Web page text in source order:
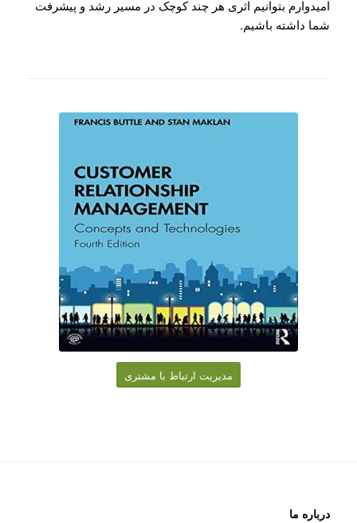
امیدوارم بتوانیم اثری هر چند کوچک در مسیر رشد و پیشرفت
شما داشته باشیم.
مدیریت ارتباط با مشتری
درباره ما